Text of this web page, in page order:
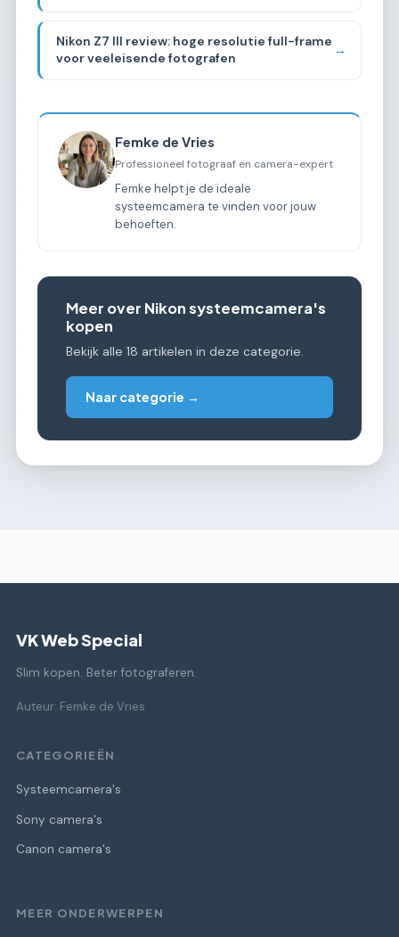
Nikon Z7 III review: hoge resolutie full-frame
voor veeleisende fotografen
→
Femke de Vries
Professioneel fotograaf en camera-expert
Femke helpt je de ideale
systeemcamera te vinden voor jouw
behoeften.
Meer over Nikon systeemcamera's
kopen
Bekijk alle 18 artikelen in deze categorie.
Naar categorie →
VK Web Special
Slim kopen. Beter fotograferen.
Auteur: Femke de Vries
CATEGORIEËN
Systeemcamera's
Sony camera's
Canon camera's
MEER ONDERWERPEN